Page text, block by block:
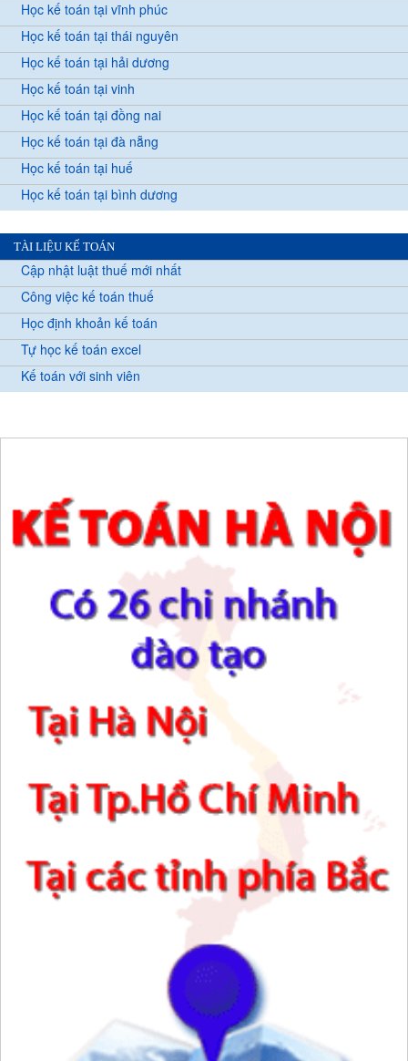
Học kế toán tại vĩnh phúc
Học kế toán tại thái nguyên
Học kế toán tại hải dương
Học kế toán tại vinh
Học kế toán tại đồng nai
Học kế toán tại đà nẵng
Học kế toán tại huế
Học kế toán tại bình dương
TÀI LIỆU KẾ TOÁN
Cập nhật luật thuế mới nhất
Công việc kế toán thuế
Học định khoản kế toán
Tự học kế toán excel
Kế toán với sinh viên